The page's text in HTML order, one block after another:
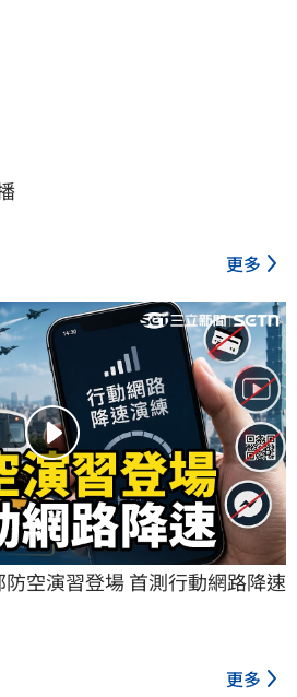
更多
防空演習登場 首測行動網路降速
更多